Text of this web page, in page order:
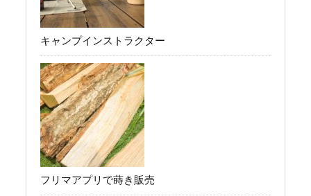
キャンプインストラクター
フリマアプリで蒔き販売